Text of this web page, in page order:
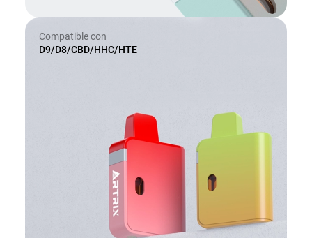
Compatible con
D9/D8/CBD/HHC/HTE